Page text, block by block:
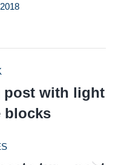
post with light
blocks